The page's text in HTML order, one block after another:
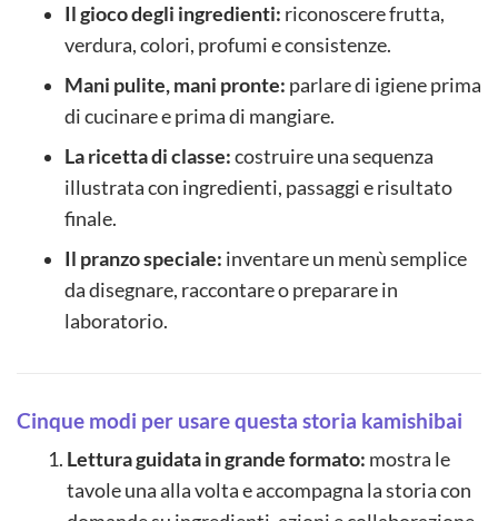
Il gioco degli ingredienti: riconoscere frutta,
verdura, colori, profumi e consistenze.
Mani pulite, mani pronte: parlare di igiene prima
di cucinare e prima di mangiare.
La ricetta di classe:costruire una sequenza
illustrata con ingredienti, passaggi e risultato
finale.
Il pranzo speciale: inventare un menù semplice
da disegnare, raccontare o preparare in
laboratorio.
Cinque modi per usare questa storia kamishibai
Lettura guidata in grande formato: mostra le
tavole una alla volta e accompagna la storia con